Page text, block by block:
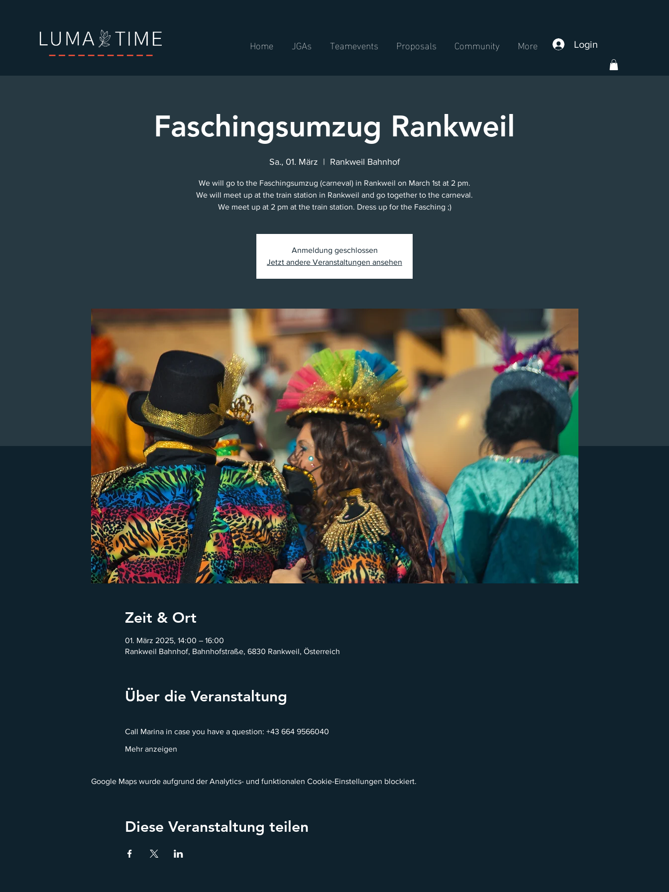
Home JGAs Teamevents Proposals Community More Login
Faschingsumzug Rankweil
Sa., 01. März
  |
Rankweil Bahnhof
We will go to the Faschingsumzug (carneval) in Rankweil on March 1st at 2 pm.
We will meet up at the train station in Rankweil and go together to the carneval.
We meet up at 2 pm at the train station. Dress up for the Fasching ;)
Anmeldung geschlossen
Jetzt andere Veranstaltungen ansehen
Zeit & Ort
01. März 2025, 14:00 – 16:00
Rankweil Bahnhof, Bahnhofstraße, 6830 Rankweil, Österreich
Über die Veranstaltung
Call Marina in case you have a question: +43 664 9566040
Mehr anzeigen
Google Maps wurde aufgrund der Analytics- und funktionalen Cookie-Einstellungen blockiert.
Diese Veranstaltung teilen